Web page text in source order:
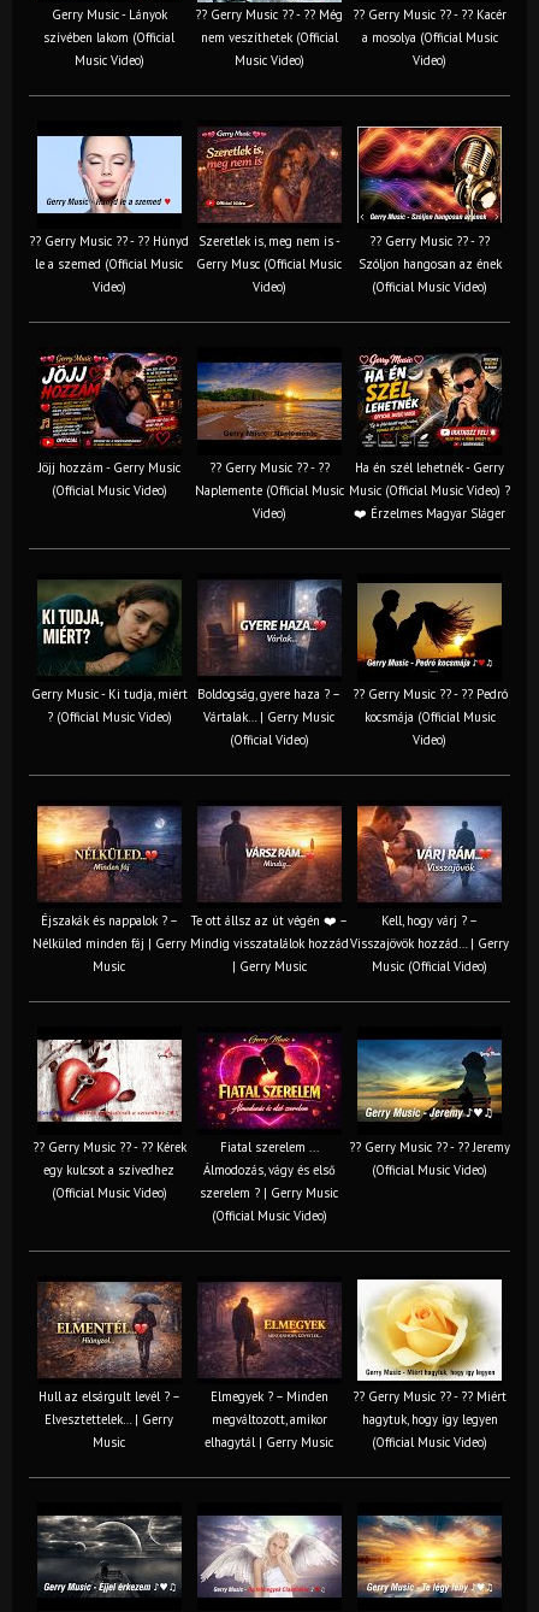
Gerry Music - Lányok
szívében lakom (Official
Music Video)
?? Gerry Music ?? - ?? Még
nem veszíthetek (Official
Music Video)
?? Gerry Music ?? - ?? Kacér
a mosolya (Official Music
Video)
?? Gerry Music ?? - ?? Húnyd
le a szemed (Official Music
Video)
Szeretlek is, meg nem is -
Gerry Musc (Official Music
Video)
?? Gerry Music ?? - ??
Szóljon hangosan az ének
(Official Music Video)
Jöjj hozzám - Gerry Music
(Official Music Video)
?? Gerry Music ?? - ??
Naplemente (Official Music
Video)
Ha én szél lehetnék - Gerry
Music (Official Music Video) ?️
❤️ Érzelmes Magyar Sláger
Gerry Music - Ki tudja, miért
? (Official Music Video)
Boldogság, gyere haza ? –
Vártalak… | Gerry Music
(Official Video)
?? Gerry Music ?? - ?? Pedró
kocsmája (Official Music
Video)
Éjszakák és nappalok ? –
Nélküled minden fáj | Gerry
Music
Te ott állsz az út végén ❤️ –
Mindig visszatalálok hozzád
| Gerry Music
Kell, hogy várj ? –
Visszajövök hozzád… | Gerry
Music (Official Video)
?? Gerry Music ?? - ?? Kérek
egy kulcsot a szívedhez
(Official Music Video)
Fiatal szerelem ...
Álmodozás, vágy és első
szerelem ? | Gerry Music
(Official Music Video)
?? Gerry Music ?? - ?? Jeremy
(Official Music Video)
Hull az elsárgult levél ? –
Elvesztettelek… | Gerry
Music
Elmegyek ? – Minden
megváltozott, amikor
elhagytál | Gerry Music
?? Gerry Music ?? - ?? Miért
hagytuk, hogy így legyen
(Official Music Video)